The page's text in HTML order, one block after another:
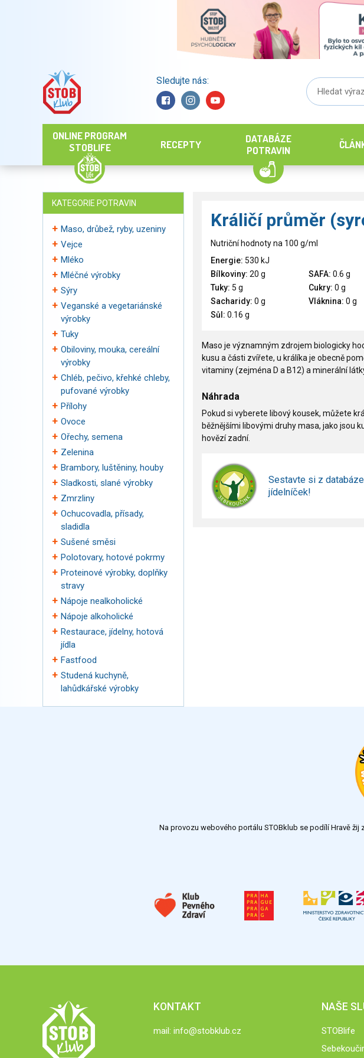
Sledujte nás:
ONLINE PROGRAM
STOBLIFE
RECEPTY
DATABÁZE
POTRAVIN
KATEGORIE POTRAVIN
Maso, drůbež, ryby, uzeniny
Vejce
Mléko
Mléčné výrobky
Sýry
Veganské a vegetariánské
výrobky
Tuky
Obiloviny, mouka, cereální
výrobky
Chléb, pečivo, křehké chleby,
pufované výrobky
Přílohy
Ovoce
Ořechy, semena
Zelenina
Brambory, luštěniny, houby
Sladkosti, slané výrobky
Zmrzliny
Ochucovadla, přísady,
sladidla
Sušené směsi
Polotovary, hotové pokrmy
Proteinové výrobky, doplňky
stravy
Nápoje nealkoholické
Nápoje alkoholické
Restaurace, jídelny, hotová
jídla
Fastfood
Studená kuchyně,
lahůdkářské výrobky
Králičí průměr
Nutriční hodnoty na 100 g/ml
Energie: 530 kJ
Bílkoviny: 20 g SAFA: 0.6 g
Tuky: 5 g Cukry: 0 g
Sacharidy: 0 g Vláknina: 0 g
Sůl: 0.16 g
Maso je významným zdrojem biologicky
kusu a části zvířete, u králíka je obecně
vitaminy (zejména D a B12) a minerální
Náhrada
Pokud si vyberete libový kousek, můžete
běžnějšími libovými druhy masa, jako jsou
hovězí zadní.
Sestavte si z
jídelníček!
Na provozu webového portálu STOBklub se podílí Hravě
KONTAKT
mail: info@stobklub.cz
NAŠE
STOBlife